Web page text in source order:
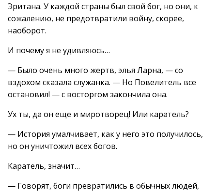
Эритана. У каждой страны был свой бог, но они, к
сожалению, не предотвратили войну, скорее,
наоборот.
И почему я не удивляюсь…
— Было очень много жертв, элья Ларна, — со
вздохом сказала служанка. — Но Повелитель все
остановил! — с восторгом закончила она.
Ух ты, да он еще и миротворец! Или каратель?
— История умалчивает, как у него это получилось,
но он уничтожил всех богов.
Каратель, значит…
— Говорят, боги превратились в обычных людей,